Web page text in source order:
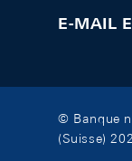
E-MAIL
© Banque
(Suisse)